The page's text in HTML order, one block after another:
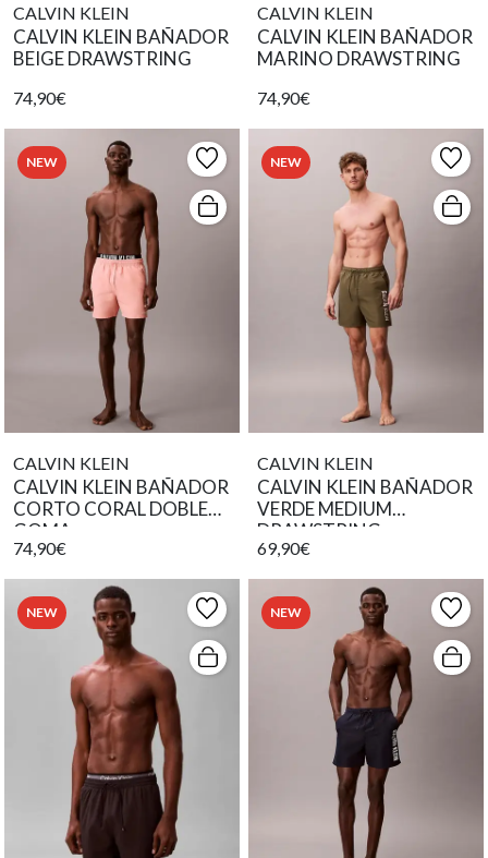
CALVIN KLEIN
CALVIN KLEIN BAÑADOR
BEIGE DRAWSTRING
74,90€
CALVIN KLEIN
CALVIN KLEIN BAÑADOR
MARINO DRAWSTRING
74,90€
NEW
CALVIN KLEIN
CALVIN KLEIN BAÑADOR
CORTO CORAL DOBLE
GOMA
74,90€
NEW
CALVIN KLEIN
CALVIN KLEIN BAÑADOR
VERDE MEDIUM
DRAWSTRING
69,90€
NEW NEW